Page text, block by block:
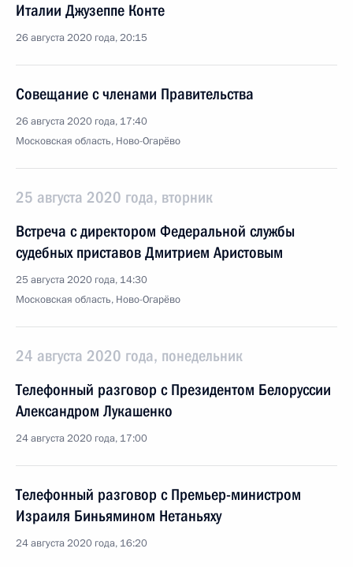
Италии Джузеппе Конте
26 августа 2020 года, 20:15
Совещание с членами Правительства
26 августа 2020 года, 17:40
Московская область, Ново-Огарёво
25 августа 2020 года, вторник
Встреча с директором Федеральной службы
судебных приставов Дмитрием Аристовым
25 августа 2020 года, 14:30
Московская область, Ново-Огарёво
24 августа 2020 года, понедельник
Телефонный разговор с Президентом Белоруссии
Александром Лукашенко
24 августа 2020 года, 17:00
Телефонный разговор с Премьер-министром
Израиля Биньямином Нетаньяху
24 августа 2020 года, 16:20